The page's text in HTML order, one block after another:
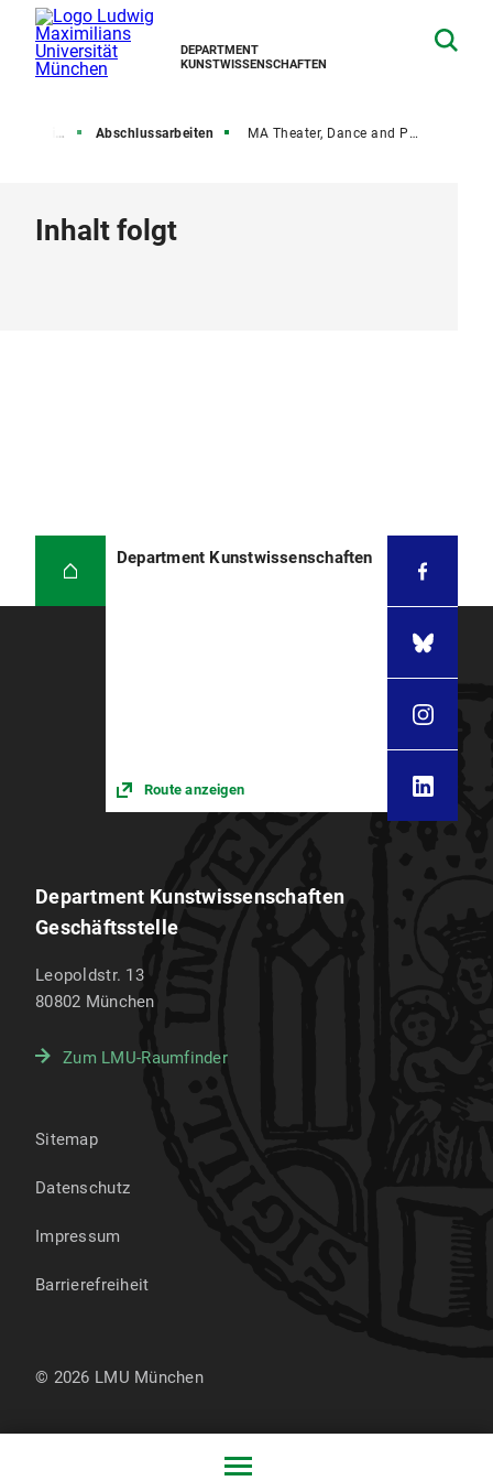
DEPARTMENT
KUNSTWISSENSCHAFTEN
Abschlussarbeiten MA Theater, Dance and Performance Research
Inhalt folgt
Department Kunstwissenschaften
Route anzeigen
Department Kunstwissenschaften
Geschäftsstelle
Leopoldstr. 13
80802 München
Zum LMU-Raumfinder
Sitemap
Datenschutz
Impressum
Barrierefreiheit
© 2026 LMU München